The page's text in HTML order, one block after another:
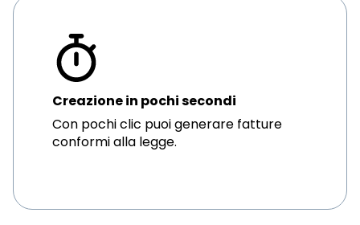
Creazione in pochi secondi
Con pochi clic puoi generare fatture
conformi alla legge.